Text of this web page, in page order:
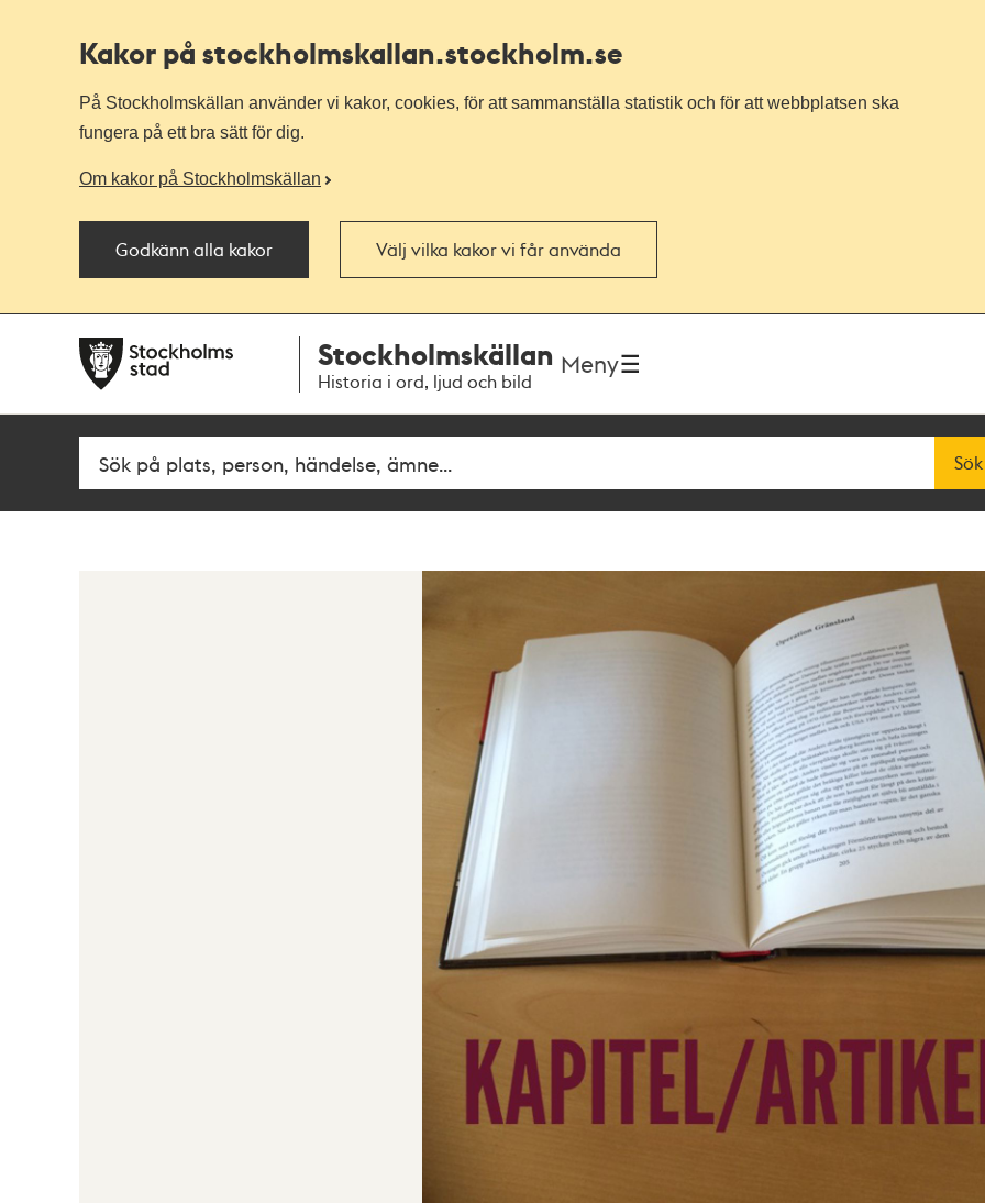
Kakor på stockholmskallan.stockholm.se
På Stockholmskällan använder vi kakor, cookies, för att sammanställa statistik och för att webbplatsen ska
fungera på ett bra sätt för dig.
Om kakor på Stockholmskällan
Godkänn alla kakor Välj vilka kakor vi får använda
navigationen
huvudinnehållet
Stockholmskällan
Historia i ord, ljud och bild
Meny
Fritextsök Sök